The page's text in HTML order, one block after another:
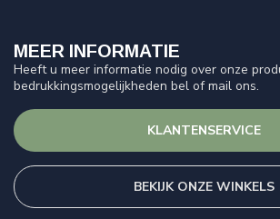
MEER INFORMATIE
Heeft u meer informatie nodig over onze
bedrukkingsmogelijkheden bel of mail ons.
KLANTENSERVICE
BEKIJK ONZE WINKELS